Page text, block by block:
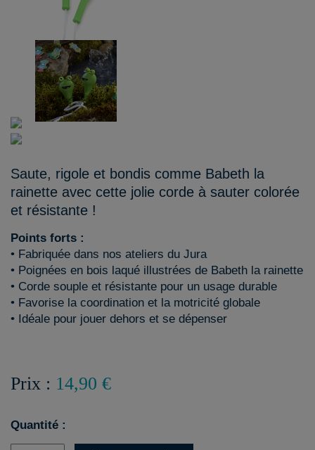
Saute, rigole et bondis comme Babeth la
rainette avec cette jolie corde à sauter colorée
et résistante !
Points forts :
• Fabriquée dans nos ateliers du Jura
• Poignées en bois laqué illustrées de Babeth la rainette
• Corde souple et résistante pour un usage durable
• Favorise la coordination et la motricité globale
• Idéale pour jouer dehors et se dépenser
Prix : 14,90 €
Quantité :